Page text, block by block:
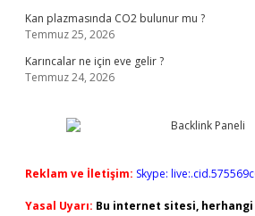
Kan plazmasında CO2 bulunur mu ?
Temmuz 25, 2026
Karıncalar ne için eve gelir ?
Temmuz 24, 2026
Reklam ve İletişim: Skype:
Yasal Uyarı: Bu internet sitesi,